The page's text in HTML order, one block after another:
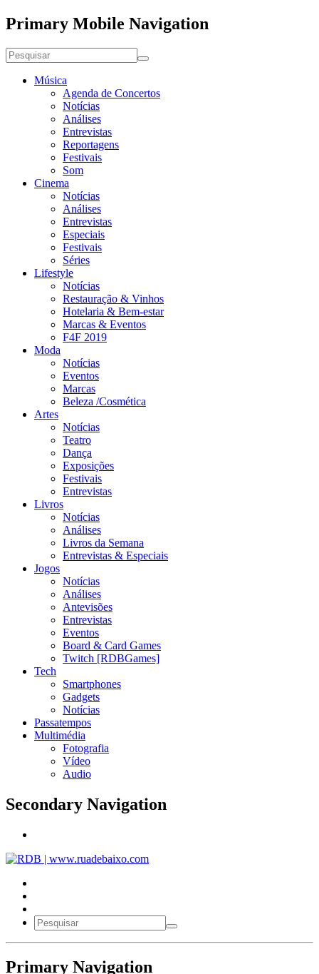
Primary Mobile Navigation
Música
Agenda de Concertos
Notícias
Análises
Entrevistas
Reportagens
Festivais
Som
Cinema
Notícias
Análises
Entrevistas
Especiais
Festivais
Séries
Lifestyle
Notícias
Restauração & Vinhos
Hotelaria & Bem-estar
Marcas & Eventos
F4F 2019
Moda
Notícias
Eventos
Marcas
Beleza /Cosmética
Artes
Notícias
Teatro
Dança
Exposições
Festivais
Entrevistas
Livros
Notícias
Análises
Livros da Semana
Entrevistas & Especiais
Jogos
Notícias
Análises
Antevisões
Entrevistas
Eventos
Board & Card Games
Twitch [RDBGames]
Tech
Smartphones
Gadgets
Notícias
Passatempos
Multimédia
Fotografia
Vídeo
Audio
Secondary Navigation
Primary Navigation